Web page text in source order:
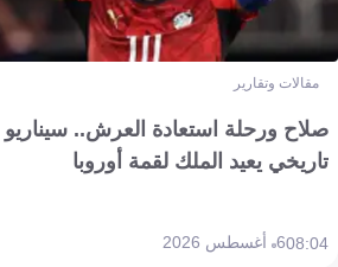
مقالات وتقارير
صلاح ورحلة استعادة العرش.. سيناريو
تاريخي يعيد الملك لقمة أوروبا
08:046 أغسطس 2026